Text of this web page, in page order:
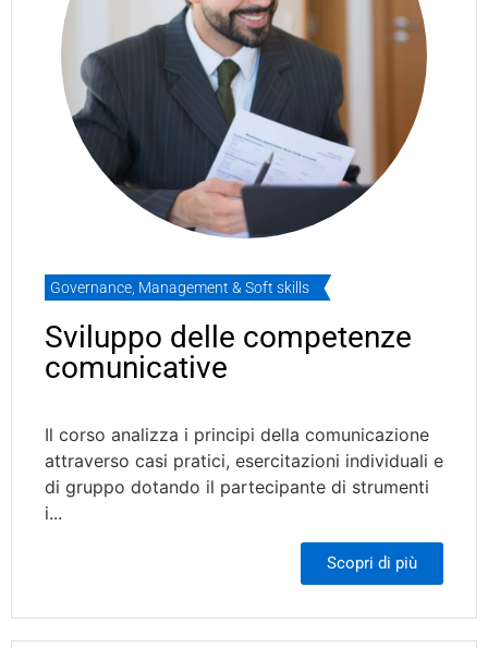
Governance Management & Soft skills
Sviluppo delle competenze
comunicative
Il corso analizza i principi della comunicazione
attraverso casi pratici, esercitazioni individuali e
di gruppo dotando il partecipante di strumenti
i...
Scopri di più